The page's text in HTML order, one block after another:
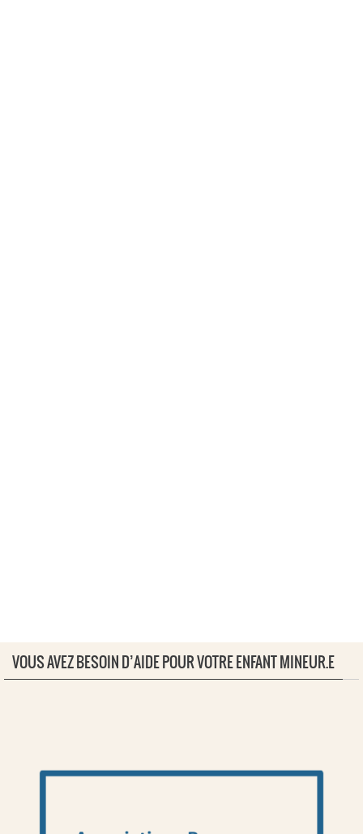
VOUS AVEZ BESOIN D’AIDE POUR VOTRE ENFANT MINEUR.E